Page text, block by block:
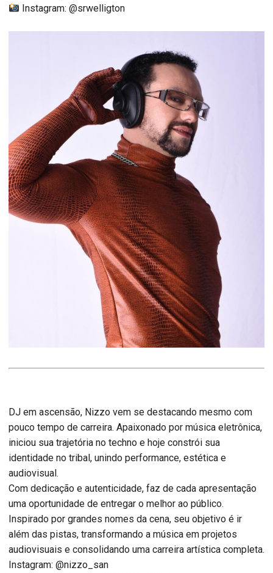
Instagram: @srwelligton
DJ em ascensão, Nizzo vem se destacando mesmo com
pouco tempo de carreira. Apaixonado por música eletrônica,
iniciou sua trajetória no techno e hoje constrói sua
identidade no tribal, unindo performance, estética e
audiovisual.
Com dedicação e autenticidade, faz de cada apresentação
uma oportunidade de entregar o melhor ao público.
Inspirado por grandes nomes da cena, seu objetivo é ir
além das pistas, transformando a música em projetos
audiovisuais e consolidando uma carreira artística completa.
Instagram: @nizzo_san